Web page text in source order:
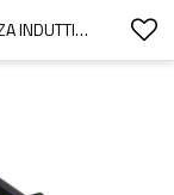
DK-GFL-Z100NM | SENSORE DI DISTANZA INDUTTIVO | DADISICK